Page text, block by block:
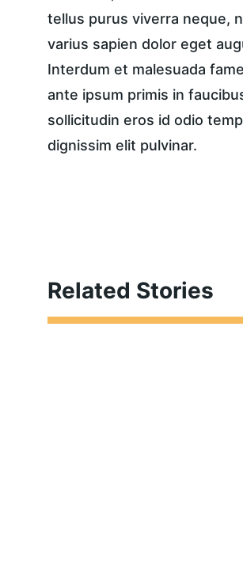
tellus purus viverra neque,
varius sapien dolor eget
Interdum et malesuada
ante ipsum primis in
sollicitudin eros id odio
dignissim elit pulvinar.
Related Stories